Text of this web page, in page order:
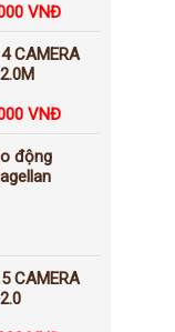
VNĐ
CAMERA
VNĐ
động
CAMERA